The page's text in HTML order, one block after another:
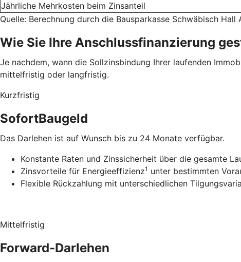
Jährliche Mehrkosten beim Zinsanteil
Quelle: Berechnung durch die Bausparkasse Schwäbisch Hall
Wie Sie Ihre Anschlussfinanzierung
Je nachdem, wann die Sollzinsbindung Ihrer laufenden
mittelfristig oder langfristig.
Kurzfristig
SofortBaugeld
Das Darlehen ist auf Wunsch bis zu 24 Monate verfügbar.
Konstante Raten und Zinssicherheit über die gesamte
Zinsvorteile für Energieeffizienz1 unter bestimmten
Flexible Rückzahlung mit unterschiedlichen
Mittelfristig
Forward-Darlehen